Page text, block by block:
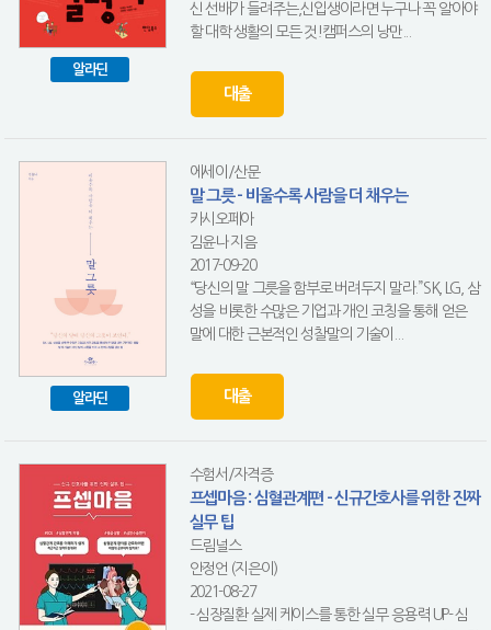
알라딘
신 선배가 들려주는,신입생이라면 누구나 꼭 알아야
할 대학 생활의 모든 것!캠퍼스의 낭만...
대출
알라딘
에세이/산문
말 그릇 - 비울수록 사람을 더 채우는
카시오페아
김윤나 지음
2017-09-20
“당신의 말 그릇을 함부로 버려두지 말라.”SK, LG, 삼
성을 비롯한 수많은 기업과 개인 코칭을 통해 얻은
말에 대한 근본적인 성찰말의 기술이...
대출
수험서/자격증
프셉마음 : 심혈관계편 - 신규간호사를 위한 진짜
실무 팁
드림널스
안정언 (지은이)
2021-08-27
- 심장질환 실제 케이스를 통한 실무 응용력 UP- 심